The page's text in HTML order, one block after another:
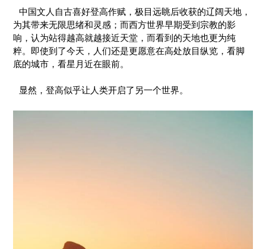
中国文人自古喜好登高作赋，极目远眺后收获的辽阔天地，
为其带来无限思绪和灵感；而西方世界早期受到宗教的影
响，认为站得越高就越接近天堂，而看到的天地也更为纯
粹。即使到了今天，人们还是更愿意在高处放目纵览，看脚
底的城市，看星月近在眼前。
显然，登高似乎让人类开启了另一个世界。